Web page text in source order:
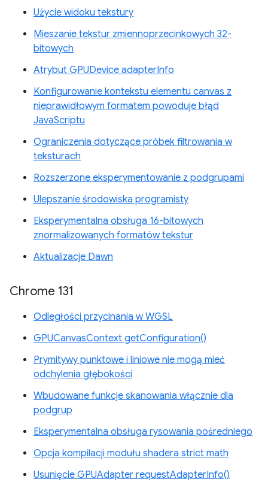
Użycie widoku tekstury
Mieszanie tekstur zmiennoprzecinkowych 32-
bitowych
Atrybut GPUDevice adapterInfo
Konfigurowanie kontekstu elementu canvas z
nieprawidłowym formatem powoduje błąd
JavaScriptu
Ograniczenia dotyczące próbek filtrowania w
teksturach
Rozszerzone eksperymentowanie z podgrupami
Ulepszanie środowiska programisty
Eksperymentalna obsługa 16-bitowych
znormalizowanych formatów tekstur
Aktualizacje Dawn
Chrome 131
Odległości przycinania w WGSL
GPUCanvasContext getConfiguration()
Prymitywy punktowe i liniowe nie mogą mieć
odchylenia głębokości
Wbudowane funkcje skanowania włącznie dla
podgrup
Eksperymentalna obsługa rysowania pośredniego
Opcja kompilacji modułu shadera strict math
Usunięcie GPUAdapter requestAdapterInfo()